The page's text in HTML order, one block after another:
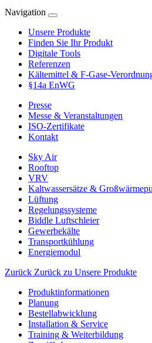
Navigation
Unsere Produkte
Finden Sie Ihr Produkt
Digitale Tools
Referenzen
Kältemittel & F-Gase-
§14a EnWG
Presse
Messe & Veranstaltungen
ISO-Zertifikate
Kontakt
Sky Air
Rooftop
VRV
Kaltwassersätze &
Lüftung
Regelungssysteme
Biddle Luftschleier
Gewerbekälte
Transportkühlung
Energiemodul
Zurück Zurück zu Unsere Produkte
Produktinformationen
Planung
Bestellabwicklung
Installation & Service
Training & Weiterbildung